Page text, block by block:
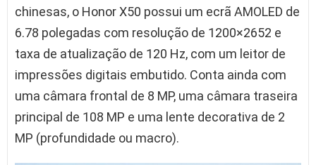
chinesas, o Honor X50 possui um ecrã AMOLED de
6.78 polegadas com resolução de 1200×2652 e
taxa de atualização de 120 Hz, com um leitor de
impressões digitais embutido. Conta ainda com
uma câmara frontal de 8 MP, uma câmara traseira
principal de 108 MP e uma lente decorativa de 2
MP (profundidade ou macro).